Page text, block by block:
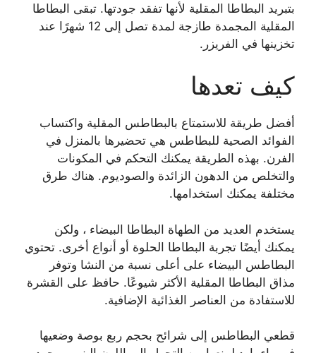
بتبريد البطاطا المقلية لأنها تفقد جودتها. تبقى البطاطا
المقلية المجمدة طازجة لمدة تصل إلى 12 شهرًا عند
تخزينها في الفريزر.
كيف تعدها
أفضل طريقة للاستمتاع بالبطاطس المقلية واكتساب
الفوائد الصحية للبطاطس هي تحضيرها بالمنزل في
الفرن. بهذه الطريقة يمكنك التحكم في المكونات
والتخلص من الدهون الزائدة والصوديوم. هناك طرق
مختلفة يمكنك استخدامها.
يستخدم العديد من الطهاة البطاطا البيضاء ، ولكن
يمكنك أيضًا تجربة البطاطا الحلوة أو أنواع أخرى. تحتوي
البطاطس البيضاء على أعلى نسبة من النشا وتوفر
مذاق البطاطا المقلية الأكثر شيوعًا. حافظ على القشرة
للاستفادة من العناصر الغذائية الإضافية.
قطعي البطاطس إلى شرائح بحجم ربع بوصة وضعيها